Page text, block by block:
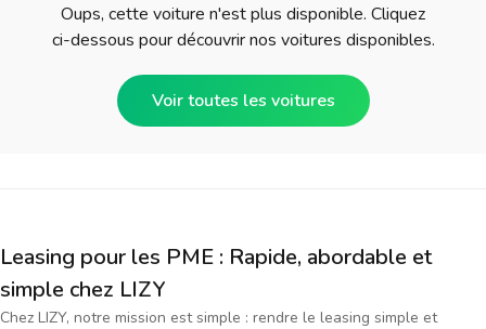
Oups, cette voiture n'est plus disponible. Cliquez
ci-dessous pour découvrir nos voitures disponibles.
Voir toutes les voitures
Leasing pour les PME : Rapide, abordable et
simple chez LIZY
Chez LIZY, notre mission est simple : rendre le leasing simple et